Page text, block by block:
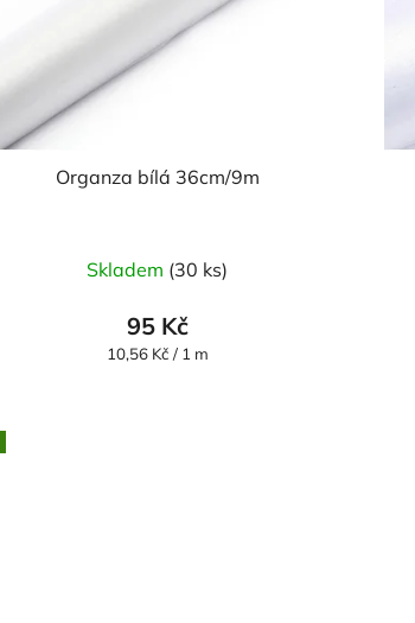
Organza bílá 36cm/9m
hodnocení
produktu
je
Skladem (30 ks)
95 Kč
Měrná
10,56 Kč / 1 m